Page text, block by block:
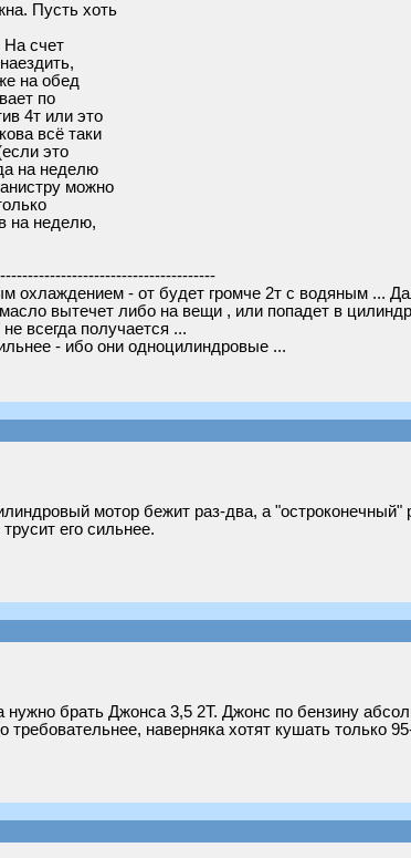
Пусть хоть
На счет
на обед
по
4т или это
всё таки
это
на неделю
можно
на неделю,
охлаждением - от будет громче 2т с водяным ...
вытечет либо на вещи , или попадет в
всегда получается ...
- ибо они одноцилиндровые ...
мотор бежит раз-два, а "остроконечный"
его сильнее.
нужно брать Джонса 3,5 2Т. Джонс по бензину
требовательнее, наверняка хотят кушать только